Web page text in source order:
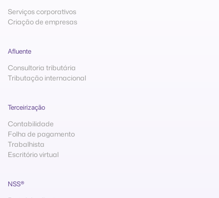
Serviços corporativos
Criação de empresas
Afluente
Consultoria tributária
Tributação internacional
Terceirização
Contabilidade
Folha de pagamento
Trabalhista
Escritório virtual
NSS®